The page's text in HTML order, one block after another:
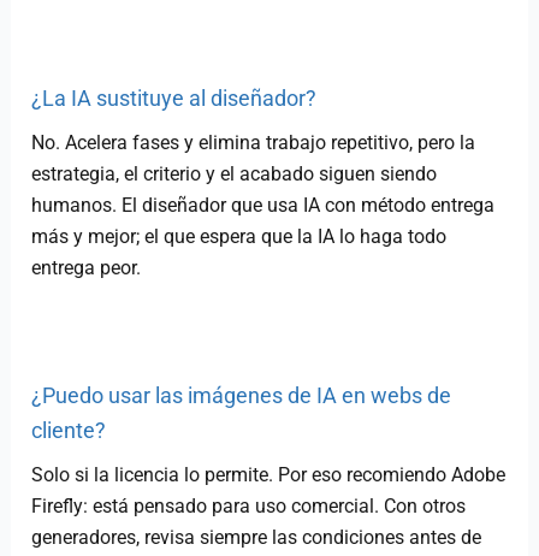
¿La IA sustituye al diseñador?
No. Acelera fases y elimina trabajo repetitivo, pero la
estrategia, el criterio y el acabado siguen siendo
humanos. El diseñador que usa IA con método entrega
más y mejor; el que espera que la IA lo haga todo
entrega peor.
¿Puedo usar las imágenes de IA en webs de
cliente?
Solo si la licencia lo permite. Por eso recomiendo Adobe
Firefly: está pensado para uso comercial. Con otros
generadores, revisa siempre las condiciones antes de